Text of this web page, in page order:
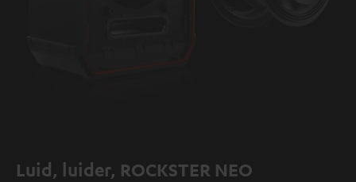
Luid, luider, ROCKSTER NEO